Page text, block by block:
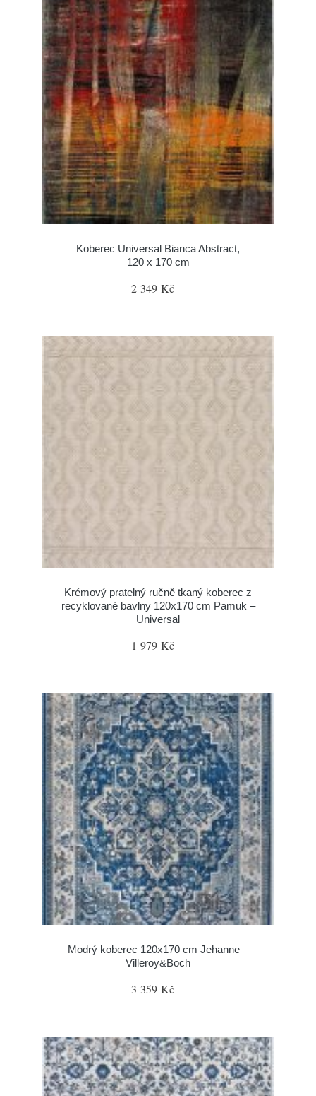
Koberec Universal Bianca Abstract,
120 x 170 cm
2 349 Kč
Krémový pratelný ručně tkaný koberec z
recyklované bavlny 120x170 cm Pamuk –
Universal
1 979 Kč
Modrý koberec 120x170 cm Jehanne –
Villeroy&Boch
3 359 Kč